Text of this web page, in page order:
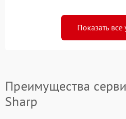
Показать все
Преимущества
Sharp